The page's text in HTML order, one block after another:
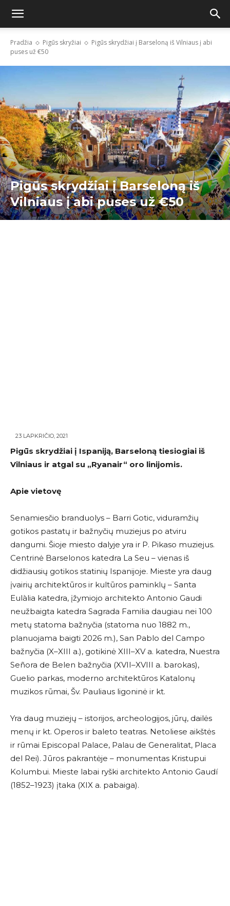
Pradžia Pigūs skryžiai
Pigūs skrydžiai į Barseloną iš Vilniaus į abi
puses už €50
Pigūs skrydžiai į Barseloną iš
Vilniaus į abi puses už €50
23 LAPKRIČIO, 2021
Pigūs skrydžiai į Ispaniją, Barseloną tiesiogiai iš
Vilniaus ir atgal su „Ryanair“ oro linijomis.
Apie vietovę
Senamiesčio branduolys – Barri Gotic, viduramžių
gotikos pastatų ir bažnyčių muziejus po atviru
dangumi. Šioje miesto dalyje yra ir P. Pikaso muziejus.
Centrinė Barselonos katedra La Seu – vienas iš
didžiausių gotikos statinių Ispanijoje. Mieste yra daug
įvairių architektūros ir kultūros paminklų – Santa
Eulàlia katedra, įžymiojo architekto Antonio Gaudi
neužbaigta katedra Sagrada Familia daugiau nei 100
metų statoma bažnyčia (statoma nuo 1882 m.,
planuojama baigti 2026 m.), San Pablo del Campo
bažnyčia (X–XIII a.), gotikinė XIII–XV a. katedra, Nuestra
Señora de Belen bažnyčia (XVII–XVIII a. barokas),
Guelio parkas, moderno architektūros Katalonų
muzikos rūmai, Šv. Pauliaus ligoninė ir kt. ‎
Yra daug muziejų – istorijos, archeologijos, jūrų, dailės
menų ir kt. Operos ir baleto teatras. Netoliese aikštės
ir rūmai Episcopal Palace, Palau de Generalitat, Placa
del Rei). Jūros pakrantėje – monumentas Kristupui
Kolumbui. Mieste labai ryški architekto Antonio Gaudí
(1852–1923) įtaka (XIX a. pabaiga).